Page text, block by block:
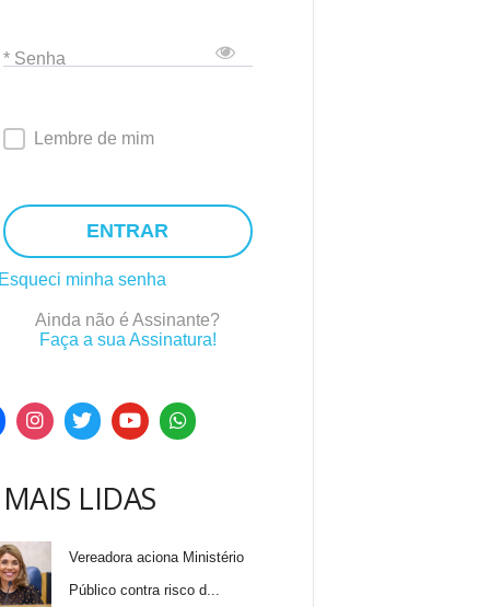
* Senha
Lembre de mim
ENTRAR
minha senha
Ainda não é Assinante?
Faça a sua Assinatura!
LIDAS
Vereadora aciona Ministério
Público contra risco d...